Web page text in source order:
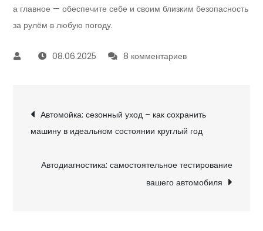
а главное — обеспечите себе и своим близким безопасность
за рулём в любую погоду.
08.06.2025 8 комментариевк
правильно
хранить
ухаживать,
чтобы
Навигация
по
записям
Автомойка: сезонный уход – как сохранить
машину в идеальном состоянии круглый год
Автодиагностика: самостоятельное тестирование
вашего автомобиля